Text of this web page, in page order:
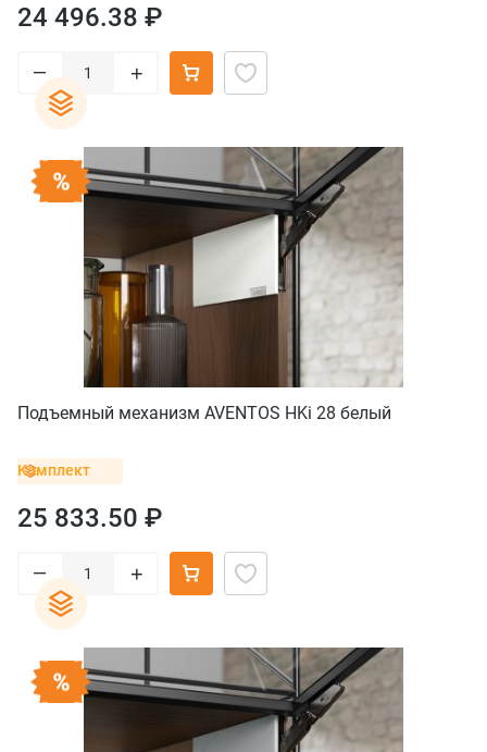
24 496.38 ₽
– +
Подъемный механизм AVENTOS HKi 28 белый
Комплект
25 833.50 ₽
– +